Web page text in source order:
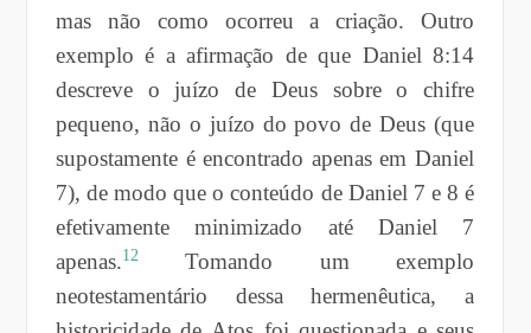
mas não como ocorreu a criação. Outro
exemplo é a afirmação de que Daniel 8:14
descreve o juízo de Deus sobre o chifre
pequeno, não o juízo do povo de Deus (que
supostamente é encontrado apenas em Daniel
7), de modo que o conteúdo de Daniel 7 e 8 é
efetivamente minimizado até Daniel 7
apenas.12Tomando um exemplo
neotestamentário dessa hermenêutica, a